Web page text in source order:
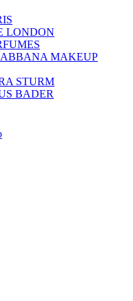
LONDON
MAKEUP
STURM
BADER